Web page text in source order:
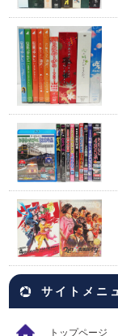
サイトメニ
トップページ